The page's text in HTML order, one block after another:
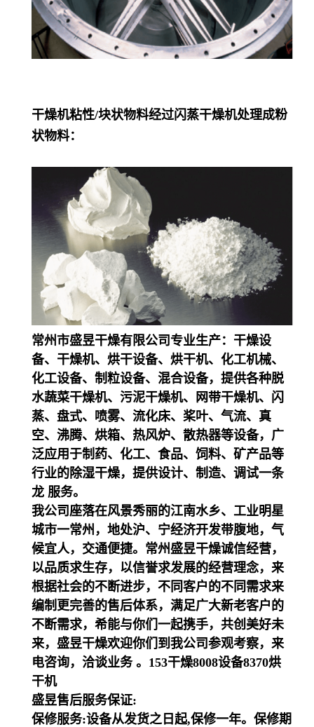
干燥机粘性/块状物料经过闪蒸干燥机处理成粉
状物料：
常州市盛昱干燥有限公司专业生产：干燥设
备、干燥机、烘干设备、烘干机、化工机械、
化工设备、制粒设备、混合设备，提供各种脱
水蔬菜干燥机、污泥干燥机、网带干燥机、闪
蒸、盘式、喷雾、流化床、桨叶、气流、真
空、沸腾、烘箱、热风炉、散热器等设备，广
泛应用于制药、化工、食品、饲料、矿产品等
行业的除湿干燥，提供设计、制造、调试一条
龙 服务。
我公司座落在风景秀丽的江南水乡、工业明星
城市一常州，地处沪、宁经济开发带腹地，气
候宜人，交通便捷。常州盛昱干燥诚信经营，
以品质求生存，以信誉求发展的经营理念，来
根据社会的不断进步，不同客户的不同需求来
编制更完善的售后体系，满足广大新老客户的
不断需求，希能与你们一起携手，共创美好未
来，盛昱干燥欢迎你们到我公司参观考察，来
电咨询，洽谈业务 。153干燥8008设备8370烘
干机
盛昱售后服务保证:
保修服务:设备从发货之日起,保修一年。保修期